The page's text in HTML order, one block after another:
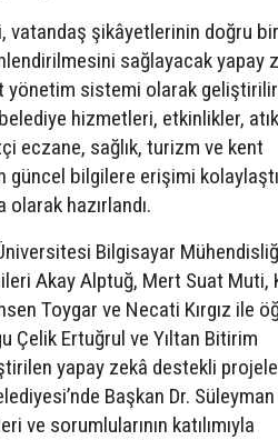
vatandaş şikâyetlerinin doğru
sağlayacak yapay
yönetim sistemi olarak
hizmetleri, etkinlikler, atık
eczane, sağlık, turizm ve kent
güncel bilgilere erişimi
hazırlandı.
Bilgisayar
Akay Alptuğ, Mert Suat Muti,
Toygar ve Necati Kırgız ile
Çelik Ertuğrul ve Yıltan Bitirim
yapay zekâ destekli
Başkan Dr.
ve sorumlularının katılımıyla